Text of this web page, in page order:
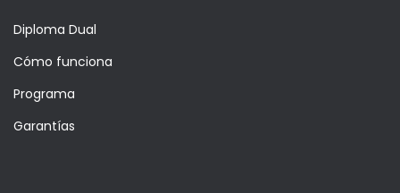
Diploma Dual
Cómo funciona
Programa
Garantías